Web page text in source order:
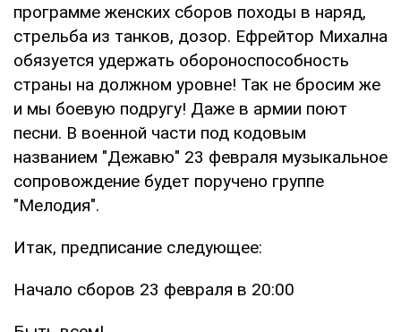
программе женских сборов походы в наряд,
стрельба из танков, дозор. Ефрейтор Михална
обязуется удержать обороноспособность
страны на должном уровне! Так не бросим же
и мы боевую подругу! Даже в армии поют
песни. В военной части под кодовым
названием "Дежавю" 23 февраля музыкальное
сопровождение будет поручено группе
"Мелодия".
Итак, предписание следующее:
Начало сборов 23 февраля в 20:00